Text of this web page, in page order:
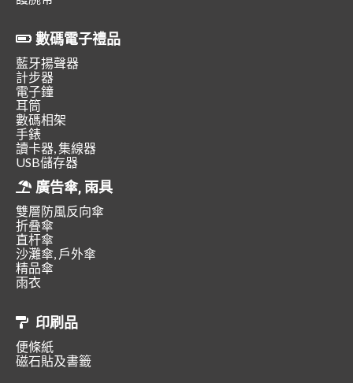
數碼電子禮品
藍牙揚聲器
計步器
電子鐘
耳筒
數碼相架
手錶
讀卡器, 集線器
USB儲存器
廣告傘, 雨具
雙層防風反向傘
折叠傘
直杆傘
沙灘傘, 戶外傘
精品傘
雨衣
印刷品
便條紙
磁石貼及書籤